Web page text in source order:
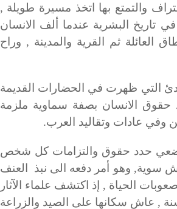
والتمتع بها اتخذ مسيرة طويلة ,
البشرية عندما ألف الانسان
العائلة ثم القرية والمدينة , وراح
التي ظهرت في الحضارات القديمة
حقوق الانسان بصفة سماوية ملزمة
وفي عادات وتقاليد العرب.
حدد حقوق والتزامات كل شخص
سوية, وهو أمر دفعه الى نبذ العنف
الحياة , إذ اكتشف علماء الآثار
في العراق القديم تعود الى اكثر من (100) الف سنة , عاش سكانها على الصيد والزراعة